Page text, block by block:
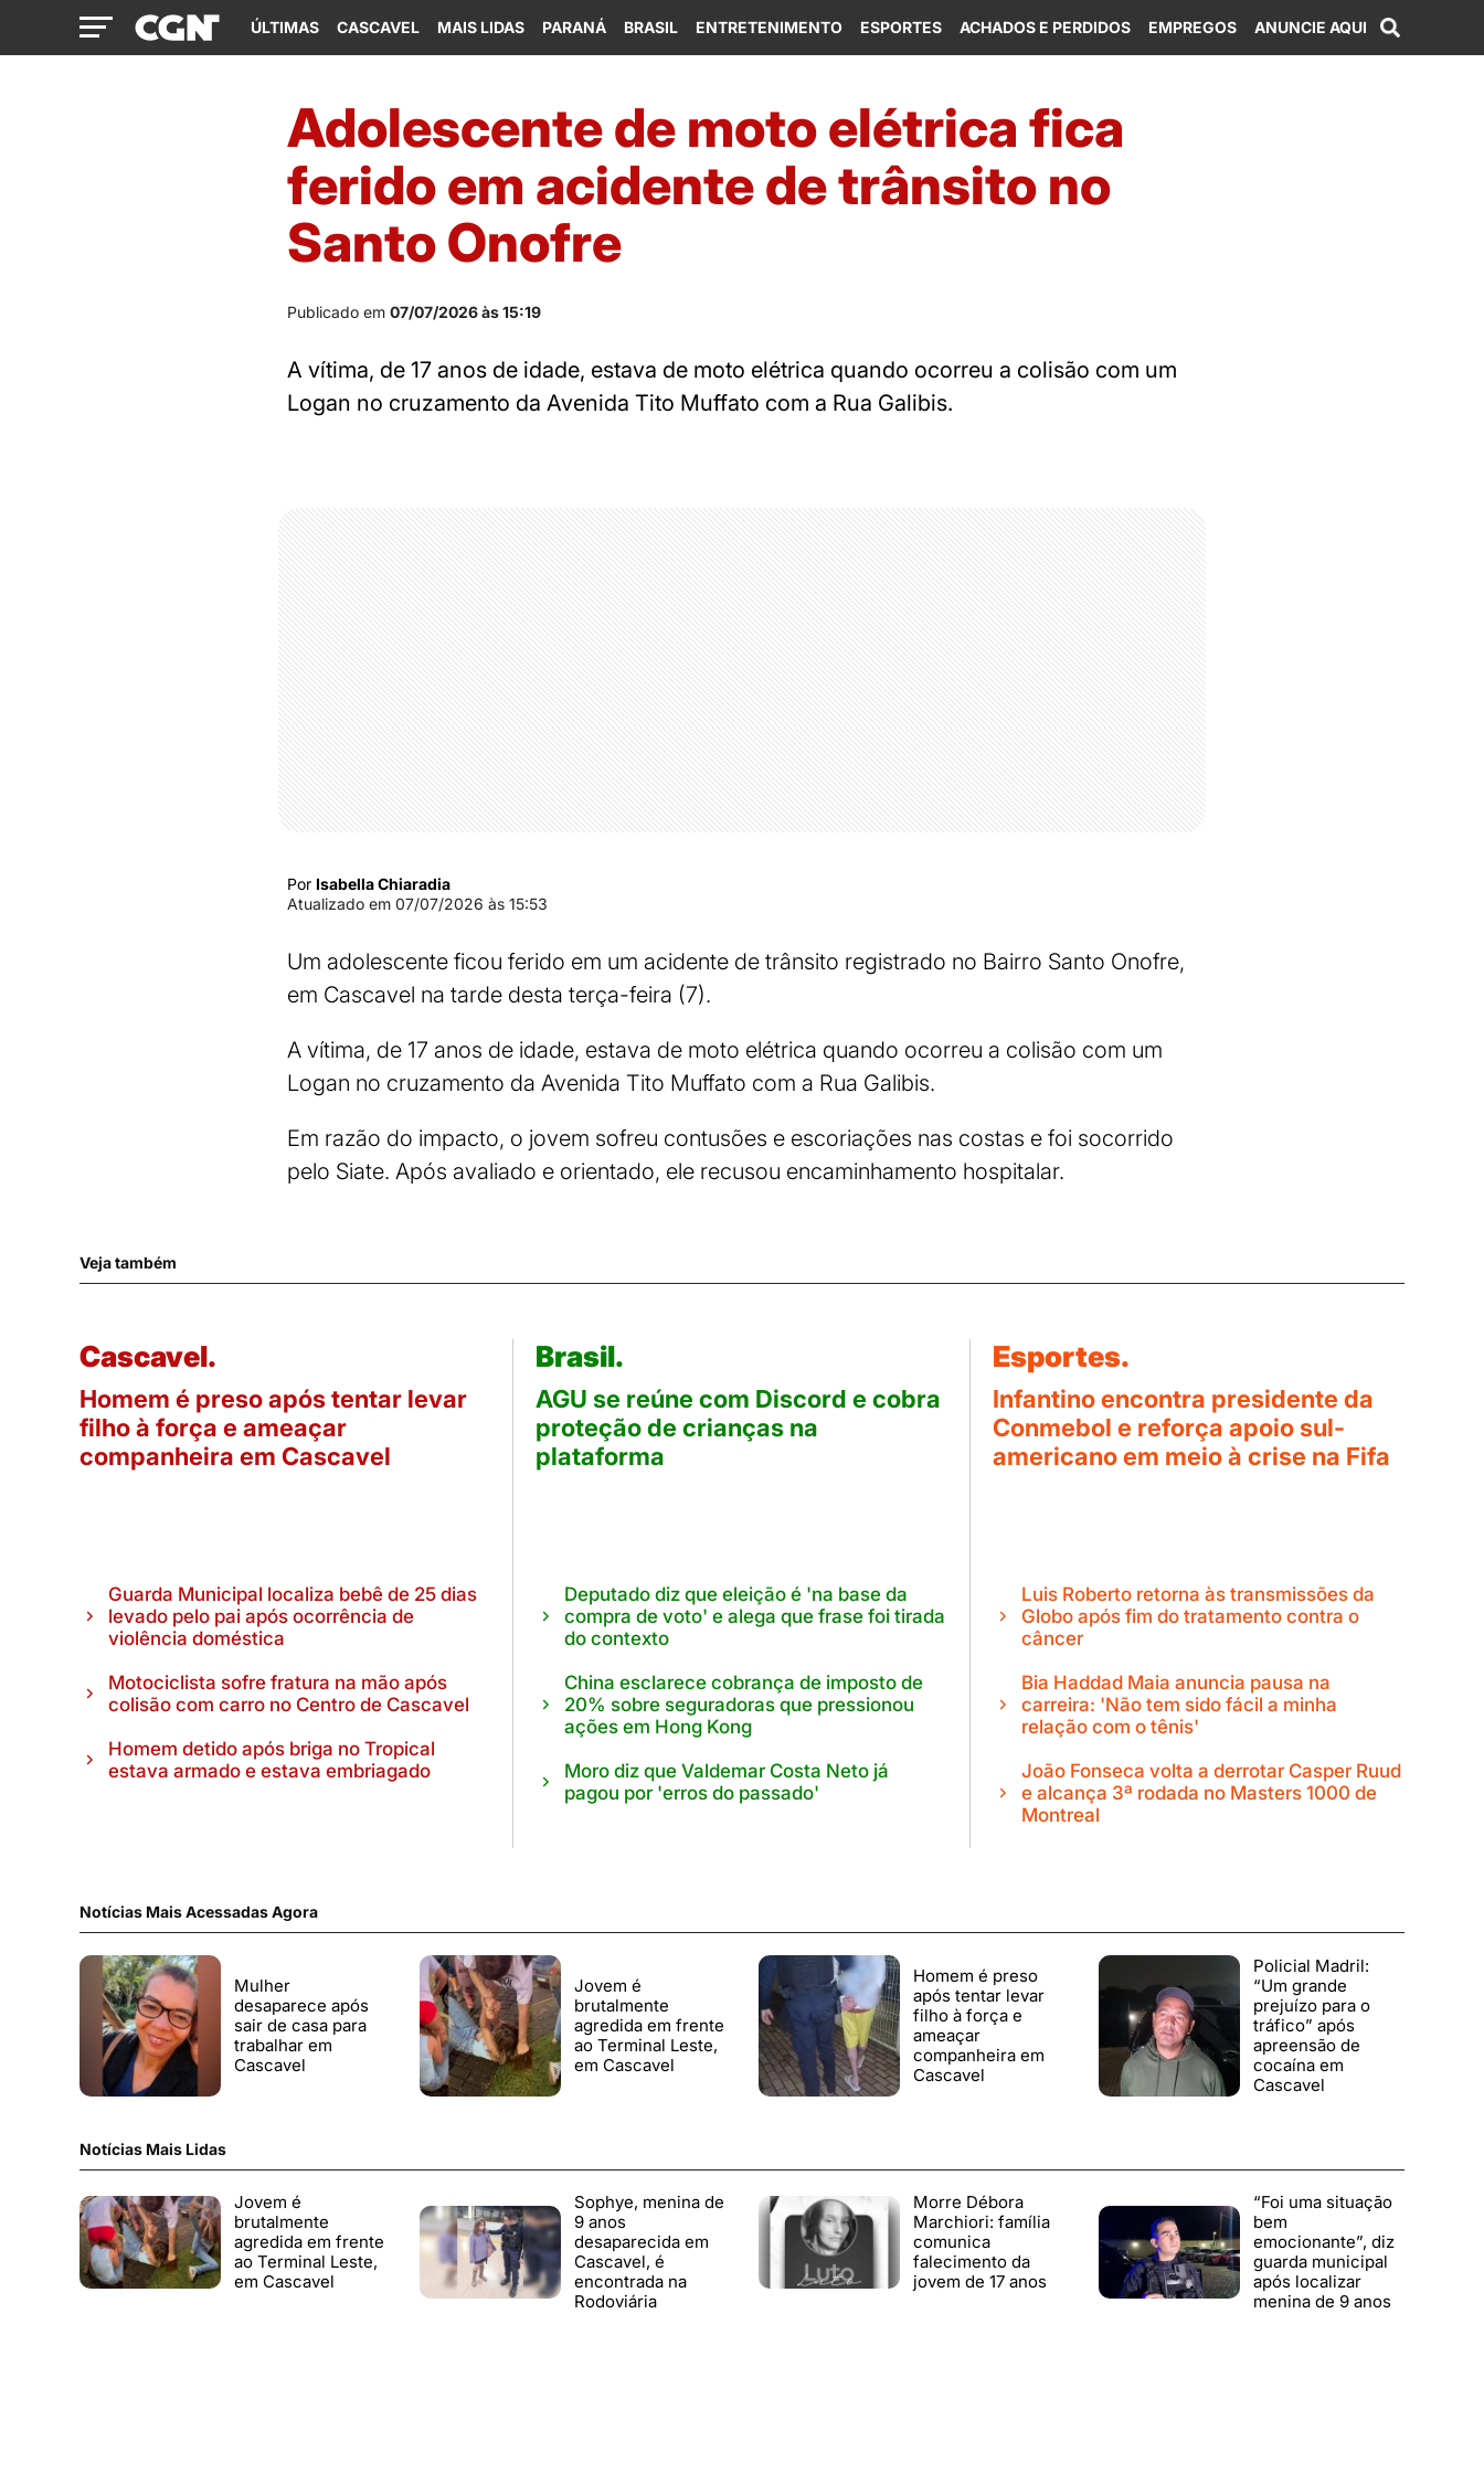
ÚLTIMAS CASCAVEL MAIS LIDAS PARANÁ BRASIL ENTRETENIMENTO ESPORTES ACHADOS E PERDIDOS EMPREGOS ANUNCIE AQUI
Adolescente de moto elétrica fica
ferido em acidente de trânsito no
Santo Onofre
Publicado em 07/07/2026 às 15:19
A vítima, de 17 anos de idade, estava de moto elétrica quando ocorreu a colisão com um
Logan no cruzamento da Avenida Tito Muffato com a Rua Galibis.
Por Isabella Chiaradia
Atualizado em 07/07/2026 às 15:53
Um adolescente ficou ferido em um acidente de trânsito registrado no Bairro Santo Onofre,
em Cascavel na tarde desta terça-feira (7).
A vítima, de 17 anos de idade, estava de moto elétrica quando ocorreu a colisão com um
Logan no cruzamento da Avenida Tito Muffato com a Rua Galibis.
Em razão do impacto, o jovem sofreu contusões e escoriações nas costas e foi socorrido
pelo Siate. Após avaliado e orientado, ele recusou encaminhamento hospitalar.
Veja também
Cascavel.
Homem é preso após tentar levar
filho à força e ameaçar
companheira em Cascavel
Guarda Municipal localiza bebê de 25 dias
levado pelo pai após ocorrência de
violência doméstica
Motociclista sofre fratura na mão após
colisão com carro no Centro de Cascavel
Homem detido após briga no Tropical
estava armado e estava embriagado
Brasil.
AGU se reúne com Discord e cobra
proteção de crianças na
plataforma
Deputado diz que eleição é 'na base da
compra de voto' e alega que frase foi tirada
do contexto
China esclarece cobrança de imposto de
20% sobre seguradoras que pressionou
ações em Hong Kong
Moro diz que Valdemar Costa Neto já
pagou por 'erros do passado'
Esportes.
Infantino encontra presidente da
Conmebol e reforça apoio sul-
americano em meio à crise na Fifa
Luis Roberto retorna às transmissões da
Globo após fim do tratamento contra o
câncer
Bia Haddad Maia anuncia pausa na
carreira: 'Não tem sido fácil a minha
relação com o tênis'
João Fonseca volta a derrotar Casper Ruud
e alcança 3ª rodada no Masters 1000 de
Montreal
Notícias Mais Acessadas Agora
Mulher
desaparece após
sair de casa para
trabalhar em
Cascavel
Jovem é
brutalmente
agredida em frente
ao Terminal Leste,
em Cascavel
Homem é preso
após tentar levar
filho à força e
ameaçar
companheira em
Cascavel
Policial Madril:
“Um grande
prejuízo para o
tráfico” após
apreensão de
cocaína em
Cascavel
Notícias Mais Lidas
Jovem é
brutalmente
agredida em frente
ao Terminal Leste,
em Cascavel
Sophye, menina de
9 anos
desaparecida em
Cascavel, é
encontrada na
Rodoviária
Morre Débora
Marchiori: família
comunica
falecimento da
jovem de 17 anos
“Foi uma situação
bem
emocionante”, diz
guarda municipal
após localizar
menina de 9 anos